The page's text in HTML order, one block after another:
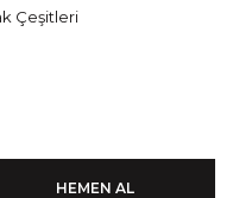
Çeşitleri
HEMEN AL